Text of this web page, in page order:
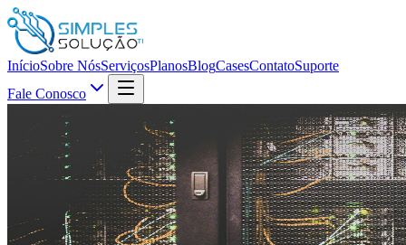
InícioSobre NósServiçosPlanosBlogCasesContatoSuporte
Fale Conosco